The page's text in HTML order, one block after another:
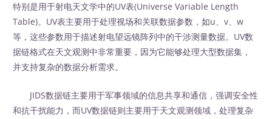
特别是用于射电天文学中的UV表(Universe Variable Length
Table)。UV表主要用于处理视场和关联数据参数，如u、v、w
等，这些参数用于描述射电望远镜阵列中的干涉测量数据。UV数
据链格式在天文观测中非常重要，因为它能够处理大型数据集，
并支持复杂的数据分析需求。
JIDS数据链主要用于军事领域的信息共享和通信，强调安全性
和抗干扰能力，而UV数据链则主要用于天文观测领域，处理复杂